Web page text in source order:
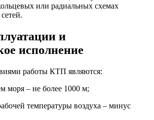
или радиальных схемах
и
исполнение
работы КТП являются:
моря – не более 1000 м;
температуры воздуха – минус